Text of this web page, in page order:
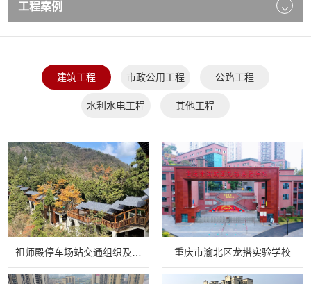
工程案例
建筑工程 市政公用工程 公路工程
水利水电工程 其他工程
重庆市渝北区龙搭实验学校